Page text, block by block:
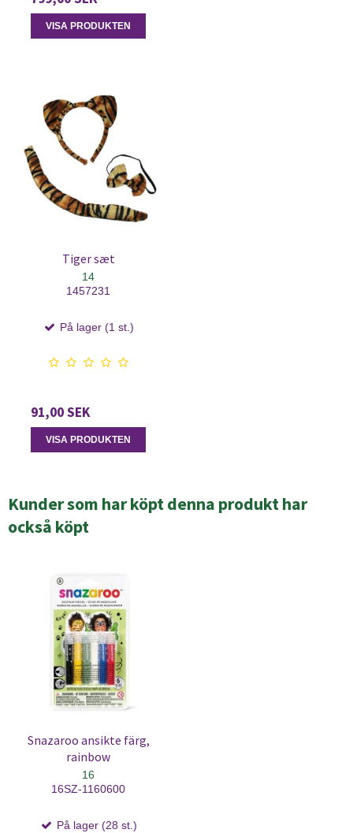
VISA PRODUKTEN
Tiger sæt
14
1457231
På lager (1 st.)
91,00 SEK
VISA PRODUKTEN
Kunder som har köpt denna produkt har
också köpt
Snazaroo ansikte färg,
rainbow
16
16SZ-1160600
På lager (28 st.)